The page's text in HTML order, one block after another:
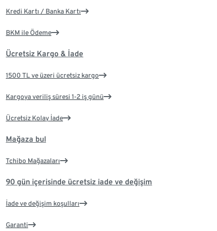
Kredi Kartı / Banka Kartı
BKM ile Ödeme
Ücretsiz Kargo & İade
1500 TL ve üzeri ücretsiz kargo
Kargoya veriliş süresi 1-2 iş günü
Ücretsiz Kolay İade
Mağaza bul
Tchibo Mağazaları
90 gün içerisinde ücretsiz iade ve değişim
İade ve değişim koşulları
Garanti